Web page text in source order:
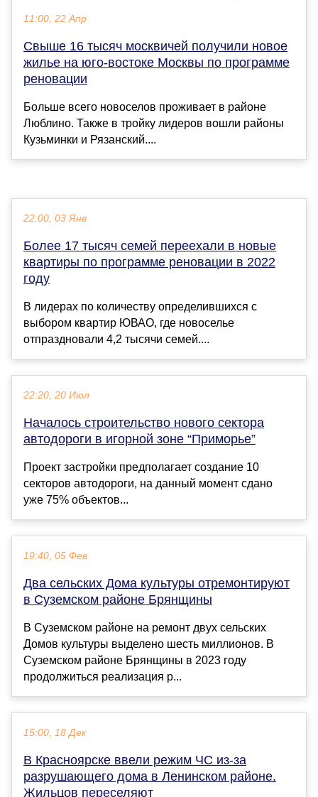
11:00, 22 Апр
Свыше 16 тысяч москвичей получили новое
жилье на юго-востоке Москвы по программе
реновации
Больше всего новоселов проживает в районе
Люблино. Также в тройку лидеров вошли районы
Кузьминки и Рязанский....
22:00, 03 Янв
Более 17 тысяч семей переехали в новые
квартиры по программе реновации в 2022
году
В лидерах по количеству определившихся с
выбором квартир ЮВАО, где новоселье
отпраздновали 4,2 тысячи семей....
22:20, 20 Июл
Началось строительство нового сектора
автодороги в игорной зоне “Приморье”
Проект застройки предполагает создание 10
секторов автодороги, на данный момент сдано
уже 75% объектов...
19:40, 05 Фев
Два сельских Дома культуры отремонтируют
в Суземском районе Брянщины
В Суземском районе на ремонт двух сельских
Домов культуры выделено шесть миллионов. В
Суземском районе Брянщины в 2023 году
продолжиться реализация р...
15:00, 18 Дек
В Красноярске ввели режим ЧС из-за
разрушающего дома в Ленинском районе.
Жильцов переселяют